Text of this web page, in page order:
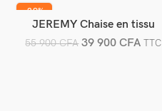
-29%
Ajouter au panier
JEREMY Chaise en tissu
55 900CFA 39 900CFA TTC